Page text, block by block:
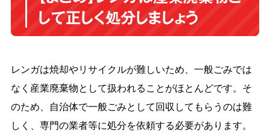
して正しく処分しましょう
レンガは焼却やリサイクルが難しいため、一般ごみでは
なく産業廃棄物として扱われることがほとんどです。そ
のため、自治体で一般ごみとして回収してもらうのは難
しく、専門の業者等に処分を依頼する必要があります。